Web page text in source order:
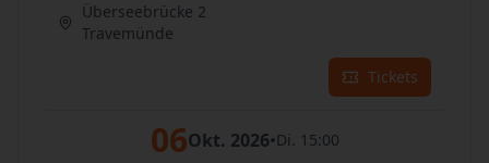
Überseebrücke 2
Travemünde
Tickets
06Okt. 2026•Di. 15:00